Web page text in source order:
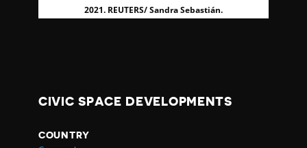
2021. REUTERS/ Sandra Sebastián.
CIVIC SPACE DEVELOPMENTS
COUNTRY